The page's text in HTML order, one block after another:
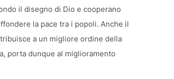
il disegno di Dio e cooperano
la pace tra i popoli. Anche il
a un migliore ordine della
porta dunque al miglioramento